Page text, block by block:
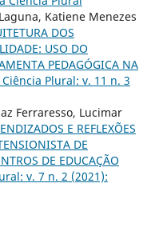
Katiene Menezes
DOS
USO DO
PEDAGÓGICA NA
Ciência Plural: v. 11 n. 3
Ferraresso, Lucimar
E REFLEXÕES
DE
DE EDUCAÇÃO
v. 7 n. 2 (2021):